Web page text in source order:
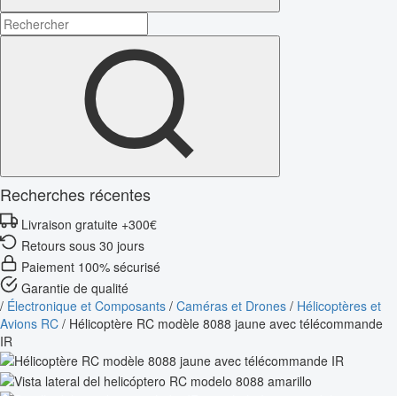
Recherches récentes
Livraison gratuite +300€
Retours sous 30 jours
Paiement 100% sécurisé
Garantie de qualité
/ Électronique et Composants / Caméras et Drones / Hélicoptères et
Avions RC / Hélicoptère RC modèle 8088 jaune avec télécommande
IR